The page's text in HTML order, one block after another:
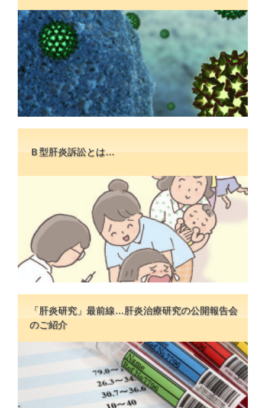
Ｂ型肝炎訴訟とは…
「肝炎研究」最前線…肝炎治療研究の公開報告会
のご紹介